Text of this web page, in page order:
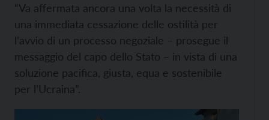
“Va affermata ancora una volta la necessità di
una immediata cessazione delle ostilità per
l’avvio di un processo negoziale – prosegue il
messaggio del capo dello Stato – in vista di una
soluzione pacifica, giusta, equa e sostenibile
per l’Ucraina”.